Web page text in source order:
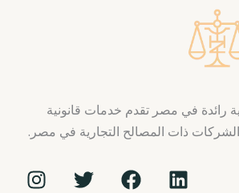
رائدة في مصر تقدم خدمات قانونية
ذات المصالح التجارية في مصر.
L
F
T
I